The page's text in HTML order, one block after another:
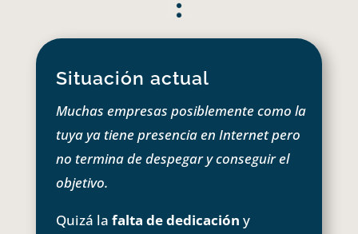
Situación actual
Muchas empresas posiblemente como la
tuya ya tiene presencia en Internet pero
no termina de despegar y conseguir el
objetivo.
Quizá la falta de dedicación y